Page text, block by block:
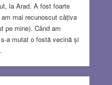
la Arad. A fost foarte
mai recunoscut câțiva
pe mine). Când am
a mutat o fostă vecină și